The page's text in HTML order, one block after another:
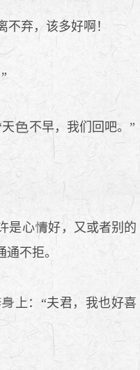
弃，该多好啊！
天 不早，我们回吧。”
是心
好，又或者别的
不拒。
上：“夫君，我也好喜